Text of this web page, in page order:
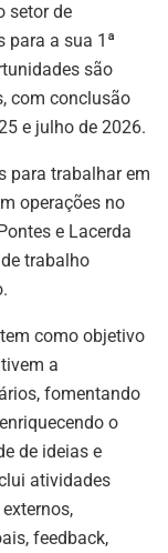
setor de
para a sua 1ª
são
com conclusão
e julho de 2026.
para trabalhar em
operações no
e Lacerda
trabalho
como objetivo
a
fomentando
o
de ideias e
atividades
feedback,